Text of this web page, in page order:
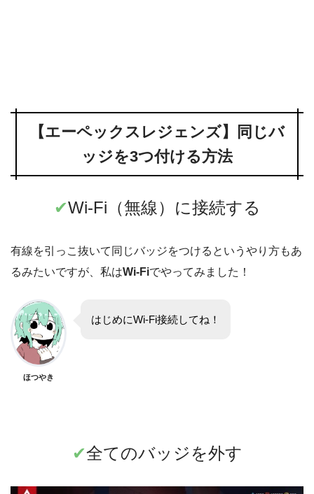
【エーペックスレジェンズ】同じバ
ッジを3つ付ける方法
✔︎Wi-Fi（無線）に接続する
有線を引っこ抜いて同じバッジをつけるというやり方もあ
るみたいですが、私はWi-Fiでやってみました！
ほつやき
はじめにWi-Fi接続してね！
✔︎全てのバッジを外す